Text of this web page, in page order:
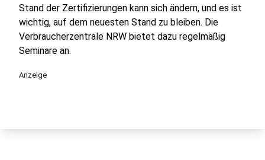
Stand der Zertifizierungen kann sich ändern, und es ist
wichtig, auf dem neuesten Stand zu bleiben. Die
Verbraucherzentrale NRW bietet dazu regelmäßig
Seminare an.
Anzeige